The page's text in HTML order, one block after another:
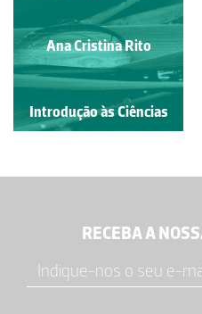
Ana Cristina Rito
Introdução às Ciências
RECEBA A